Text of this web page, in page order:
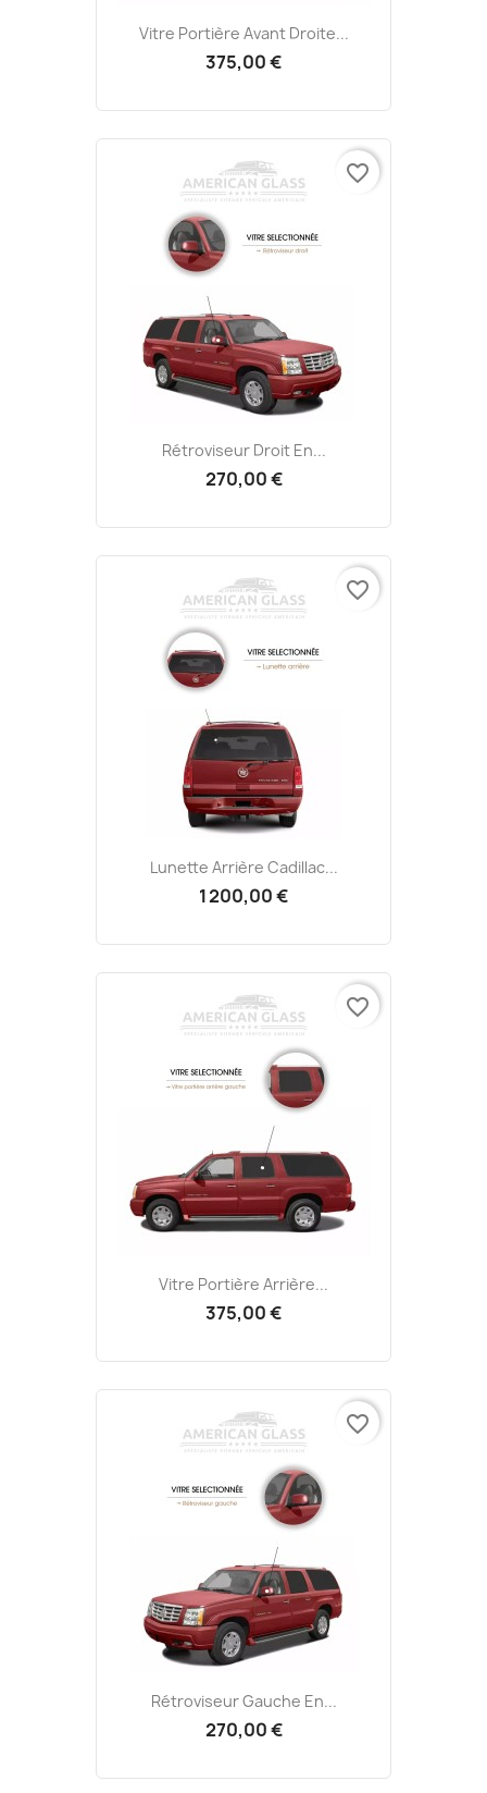
Vitre Portière Avant Droite...
375,00 €
Rétroviseur Droit En...
270,00 €
favorite_border
Lunette Arrière Cadillac...
1 200,00 €
favorite_border
Vitre Portière Arrière...
375,00 €
favorite_border
Rétroviseur Gauche En...
270,00 €
favorite_border